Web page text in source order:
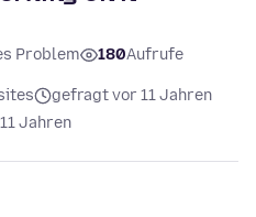
Problem 180Aufrufe
gefragt vor 11 Jahren
Jahren